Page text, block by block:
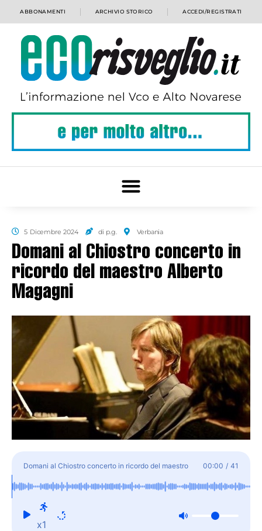
ABBONAMENTI ARCHIVIO STORICO ACCEDI/REGISTRATI
5 Dicembre 2024 di p.g. Verbania
Domani al Chiostro concerto in
ricordo del maestro Alberto
Magagni
Domani al Chiostro concerto in ricordo del maestro
Alberto Magagni
00:00 / 41
x1